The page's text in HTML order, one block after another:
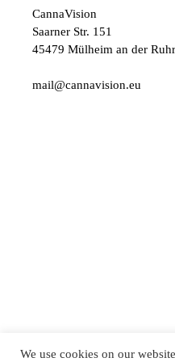
CannaVision
Saarner Str. 151
45479 Mülheim an der Ruhr
mail@cannavision.eu
We use cookies on our